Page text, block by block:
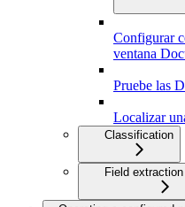
Configurar
ventana
Pruebe las
Localizar
Classification
Field